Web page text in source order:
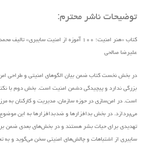
توضیحات ناشر محترم:
کتاب «هنر امنیت؛ ۱۰۰ آموزه از امنیت
علیرضا صالحی
در بخش نخست کتاب ضمن بیان الگوهای امنیتی و طراحی
بزرگی ندارد و پیچیدگی دشمن امنیت است. بخش دوم با
است. در امن‌سازی در حوزه‌ سازمان، مدیریت و کارکنان به
می‌پردازد. در بخش بدافزارها و ضدبدافزارها به این
تهدیدی برای حیات بشر هستند و در بخش‌های بعدی ضمن
سایبری از اشتباهات و چالش‌های امنیتی سخن می‌گوید و به